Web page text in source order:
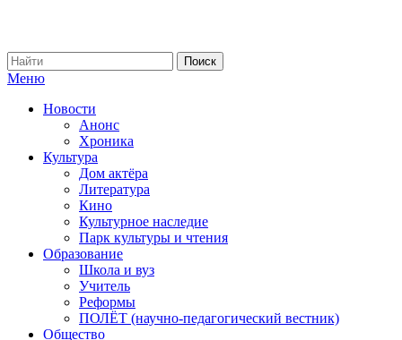
Меню
Новости
Анонс
Хроника
Культура
Дом актёра
Литература
Кино
Культурное наследие
Парк культуры и чтения
Образование
Школа и вуз
Учитель
Реформы
ПОЛЁТ (научно-педагогический вестник)
Общество